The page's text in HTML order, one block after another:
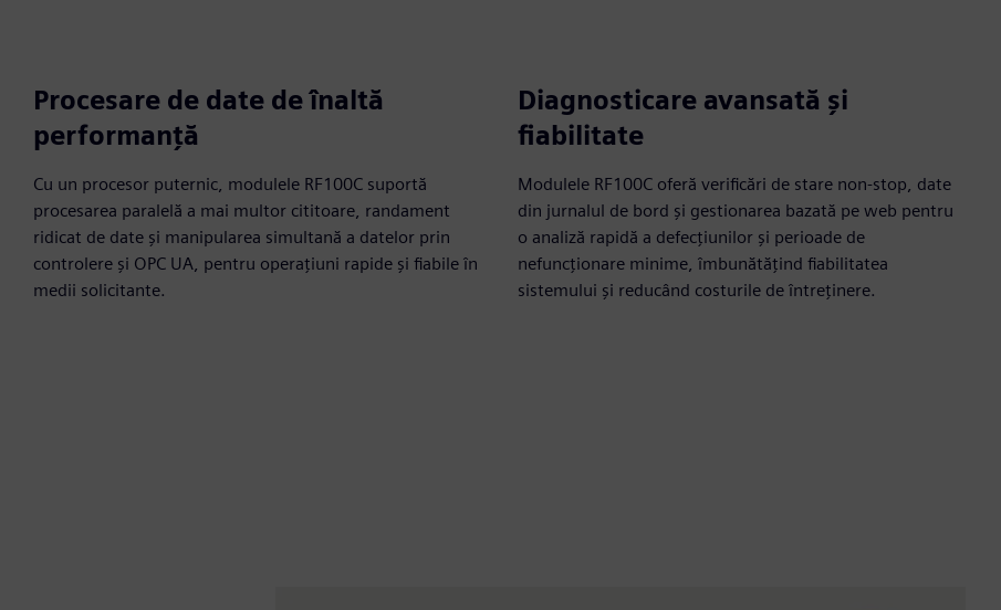
Procesare de date de înaltă
performanță
Cu un procesor puternic, modulele RF100C suportă
procesarea paralelă a mai multor cititoare, randament
ridicat de date și manipularea simultană a datelor prin
controlere și OPC UA, pentru operațiuni rapide și fiabile în
medii solicitante.
Diagnosticare avansată și
fiabilitate
Modulele RF100C oferă verificări de stare non-stop, date
din jurnalul de bord și gestionarea bazată pe web pentru
o analiză rapidă a defecțiunilor și perioade de
nefuncționare minime, îmbunătățind fiabilitatea
sistemului și reducând costurile de întreținere.